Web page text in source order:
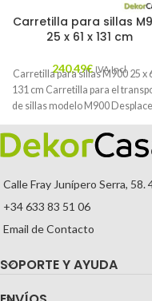
Carretilla para sillas
25 x 61 x 131 cm
240,49€ IVA Incl.
Carretilla para sillas M900 25 x
131 cm Carretilla para el
de sillas modelo M900
Calle Fray Junípero Serra, 58.
+34 633 83 51 06
Email de Contacto
SOPORTE Y AYUDA